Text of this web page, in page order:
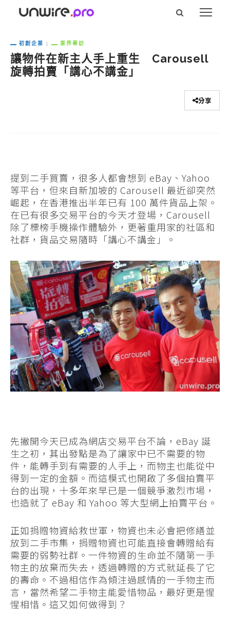
初創企業 業界專訪
讓物件在新主人手上重生 Carousell
旋轉拍賣「講心不講金」
分享
提到二手買賣，很多人都會想到 eBay、Yahoo
等平台，但來自新加坡的 Carousell 最近卻突然
崛起，在香港推出半年已有 100 萬件貨品上架。
在已有很多交易平台的今天才登場，Carousell
除了標榜手機操作體驗外，更著重用家的社區和
社群，貨品交易隨時「講心不講金」。
先撇開今天已成為網店交易平台不論，eBay 誕
生之初，其出發點是為了讓家中已不需要的物
件，能轉手到有需要的人手上，而物主也能從中
得到一定的金額。而這模式也開啟了多個拍賣平
台的出現，十多年來早已是一個競爭激烈市場，
也造就了 eBay 和 Yahoo 等大型網上拍賣平台。
正如捐贈物資給救世軍，物資也未必會把修繕並
放到二手市集，捐贈物資也可能直接會轉贈給有
需要的弱勢社群。一件物資的生命並不隨第一手
物主的放棄而失去，透過轉贈的方式就延長了它
的壽命。不過相信作為傾注過感情的一手物主而
言，當然希望二手物主能愛惜物品，最好更是惺
惺相惜。這又如何做得到？